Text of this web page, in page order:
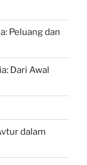
Peluang dan
Dari Awal
dalam